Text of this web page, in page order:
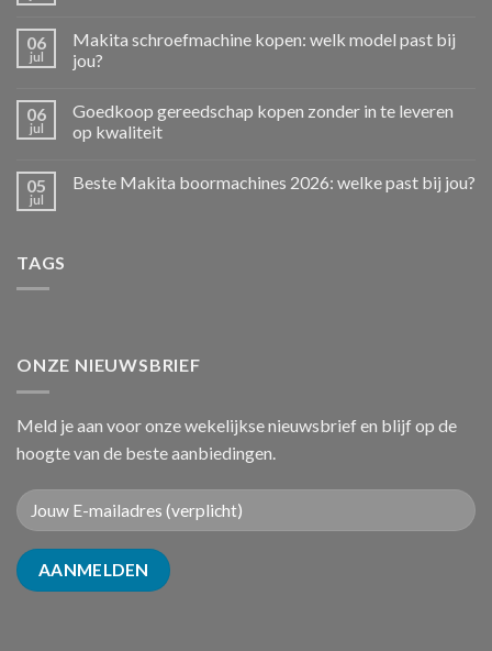
06
jul
Makita schroefmachine kopen: welk model past bij
jou?
06
jul
Goedkoop gereedschap kopen zonder in te leveren
op kwaliteit
05
jul
Beste Makita boormachines 2026: welke past bij jou?
TAGS
ONZE NIEUWSBRIEF
Meld je aan voor onze wekelijkse nieuwsbrief en blijf op de
hoogte van de beste aanbiedingen.